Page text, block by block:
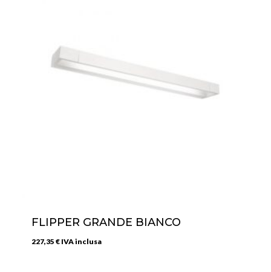
FLIPPER GRANDE BIANCO
227,35 € IVA inclusa